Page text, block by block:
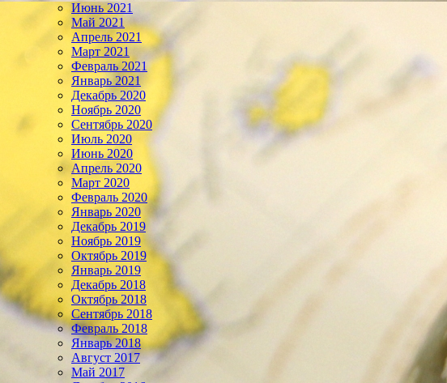
Июнь 2021
Май 2021
Апрель 2021
Март 2021
Февраль 2021
Январь 2021
Декабрь 2020
Ноябрь 2020
Сентябрь 2020
Июль 2020
Июнь 2020
Апрель 2020
Март 2020
Февраль 2020
Январь 2020
Декабрь 2019
Ноябрь 2019
Октябрь 2019
Январь 2019
Декабрь 2018
Октябрь 2018
Сентябрь 2018
Февраль 2018
Январь 2018
Август 2017
Май 2017